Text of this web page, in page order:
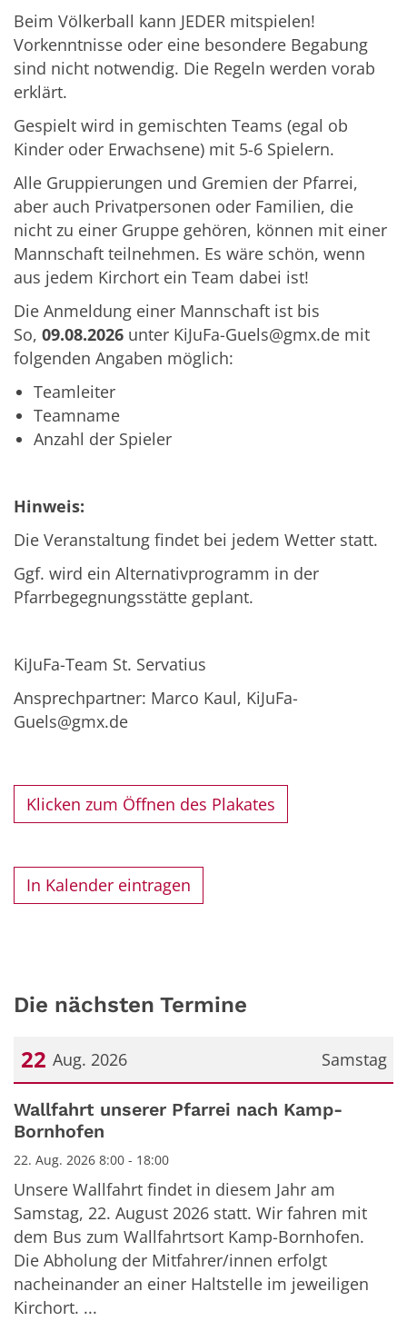
Beim Völkerball kann JEDER mitspielen!
Vorkenntnisse oder eine besondere Begabung
sind nicht notwendig. Die Regeln werden vorab
erklärt.
Gespielt wird in gemischten Teams (egal ob
Kinder oder Erwachsene) mit 5-6 Spielern.
Alle Gruppierungen und Gremien der Pfarrei,
aber auch Privatpersonen oder Familien, die
nicht zu einer Gruppe gehören, können mit einer
Mannschaft teilnehmen. Es wäre schön, wenn
aus jedem Kirchort ein Team dabei ist!
Die Anmeldung einer Mannschaft ist bis
So, 09.08.2026 unter KiJuFa-Guels@gmx.de mit
folgenden Angaben möglich:
Teamleiter
Teamname
Anzahl der Spieler
Hinweis:
Die Veranstaltung findet bei jedem Wetter statt.
Ggf. wird ein Alternativprogramm in der
Pfarrbegegnungsstätte geplant.
KiJuFa-Team St. Servatius
Ansprechpartner: Marco Kaul, KiJuFa-
Guels@gmx.de
Klicken zum Öffnen des Plakates
In Kalender eintragen
Die nächsten Termine
Samstag
22 Aug. 2026
Datum: 22. August 2026
Wallfahrt unserer Pfarrei nach Kamp-
Bornhofen
22. Aug. 2026 8:00 - 18:00
Unsere Wallfahrt findet in diesem Jahr am
Samstag, 22. August 2026 statt. Wir fahren mit
dem Bus zum Wallfahrtsort Kamp-Bornhofen.
Die Abholung der Mitfahrer/innen erfolgt
nacheinander an einer Haltstelle im jeweiligen
Kirchort. ...